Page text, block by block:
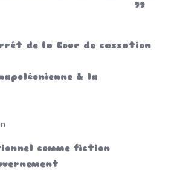
99
de la Cour de cassation
& la
comme fiction